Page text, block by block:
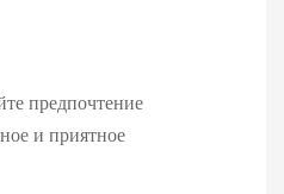
предпочтение
и приятное